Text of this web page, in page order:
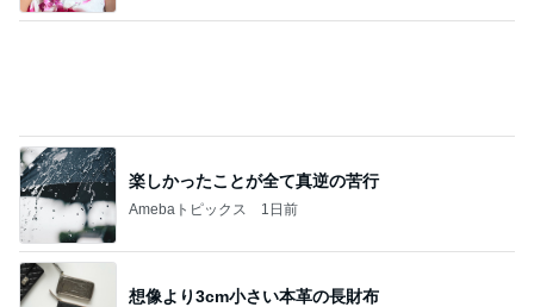
想像より3cm小さい本革の長財布
Amebaトピックス 2日前